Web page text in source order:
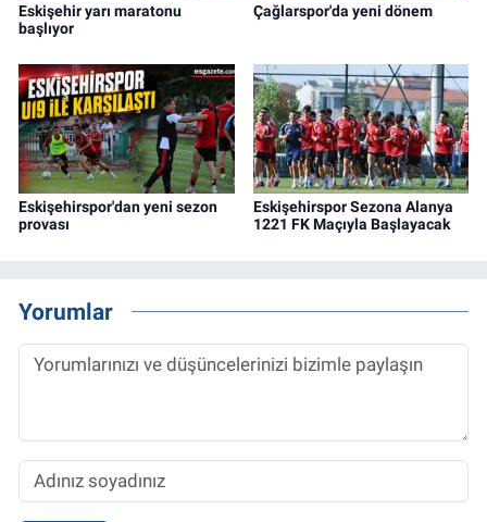
Eskişehir yarı maratonu
başlıyor
Çağlarspor'da yeni dönem
Eskişehirspor'dan yeni sezon
provası
Eskişehirspor Sezona Alanya
1221 FK Maçıyla Başlayacak
Yorumlar